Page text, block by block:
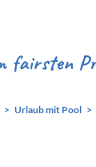
Urlaub mit Pool